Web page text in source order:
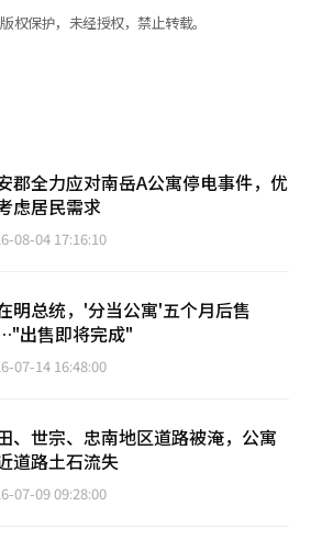
权保护，未经授权，禁止转载。
郡全力应对南岳A公寓停电事件，优
虑居民需求
08-04 17:16:10
明总统，'分当公寓'五个月后售
出售即将完成"
07-14 16:48:00
、世宗、忠南地区道路被淹，公寓
道路土石流失
07-09 09:28:00